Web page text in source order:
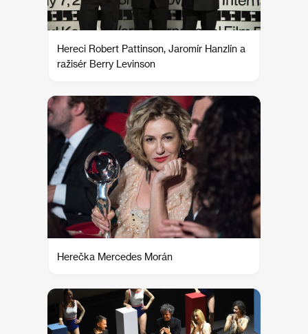
Hereci Robert Pattinson, Jaromír Hanzlín a
ražisér Berry Levinson
Herečka Mercedes Morán